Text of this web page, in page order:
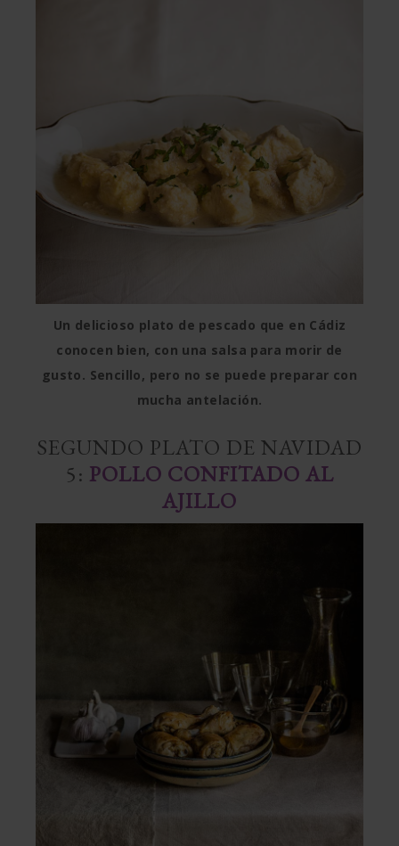
Un delicioso plato de pescado que en Cádiz
conocen bien, con una salsa para morir de
gusto. Sencillo, pero no se puede preparar con
mucha antelación.
SEGUNDO PLATO DE NAVIDAD
5: POLLO CONFITADO AL
AJILLO